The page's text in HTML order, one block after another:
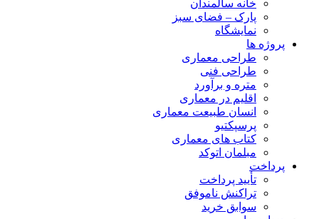
خانه سالمندان
پارک – فضای سبز
نمایشگاه
پروژه ها
طراحی معماری
طراحی فنی
متره و برآورد
اقلیم در معماری
انسان طبیعت معماری
پرسپکتیو
کتاب های معماری
مبلمان اتوکد
پرداخت
تأیید پرداخت
تراکنش ناموفق
سوابق خرید